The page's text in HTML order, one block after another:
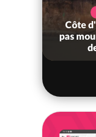
Côte
pas